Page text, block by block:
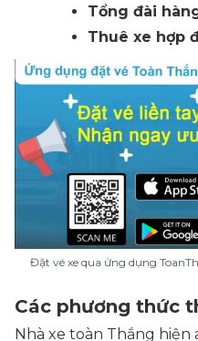
Tổng đài
Thuê xe hợp
Đặt vé xe qua ứng dụng
Các phương thức
Nhà xe toàn Thắng